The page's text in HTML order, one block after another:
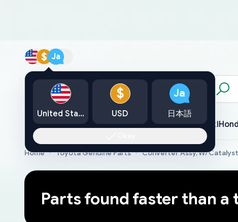
$ Ja
カタログ
ToyotaLexusNissanMazdaMitsubishiYamahaSuzuki
Home Toyota Genuine Parts Converter Assy, W/
Parts found faster than
United States
$
USD
Ja
日本語